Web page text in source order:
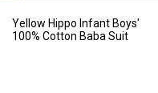
Yellow Hippo Infant Boys'
100% Cotton Baba Suit